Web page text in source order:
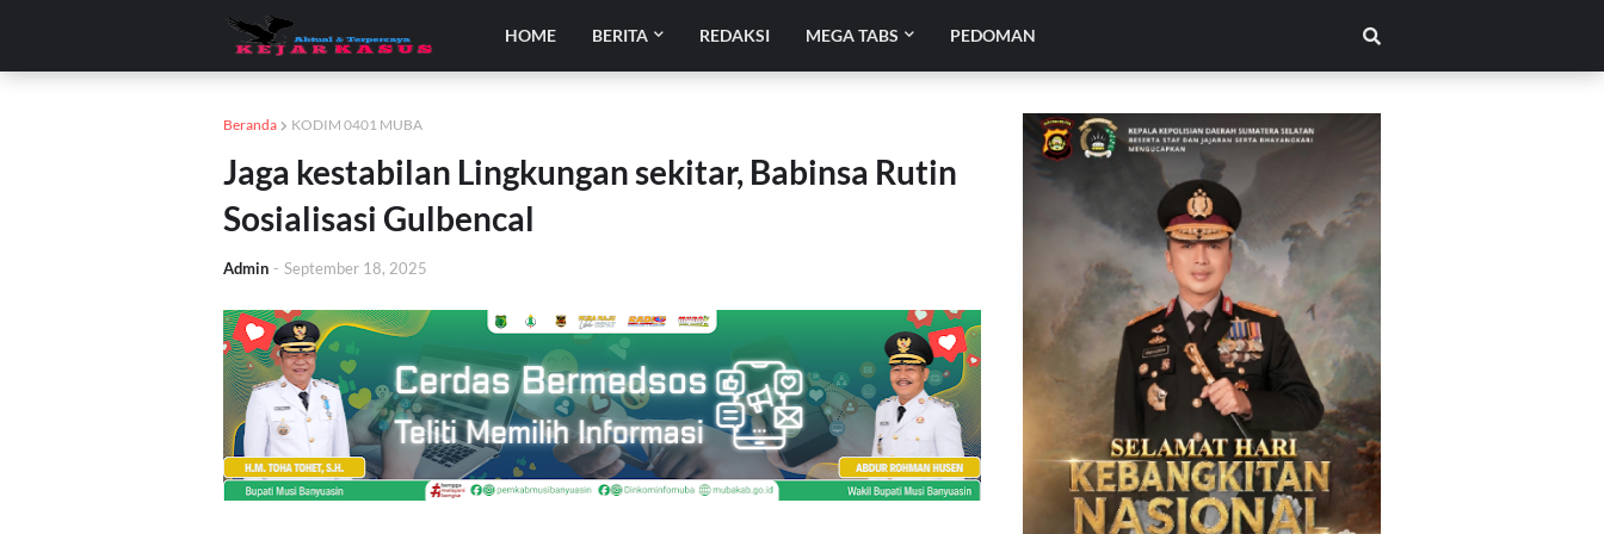
HOME BERITA REDAKSI MEGA TABS PEDOMAN
Beranda KODIM 0401 MUBA
Jaga kestabilan Lingkungan sekitar, Babinsa Rutin
Sosialisasi Gulbencal
Admin - September 18, 2025